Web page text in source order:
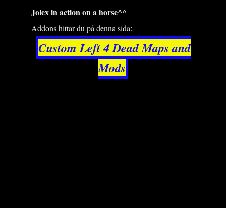
Jolex in action on a horse^^
Addons hittar du på denna sida:
Custom Left 4 Dead Maps and
Mods